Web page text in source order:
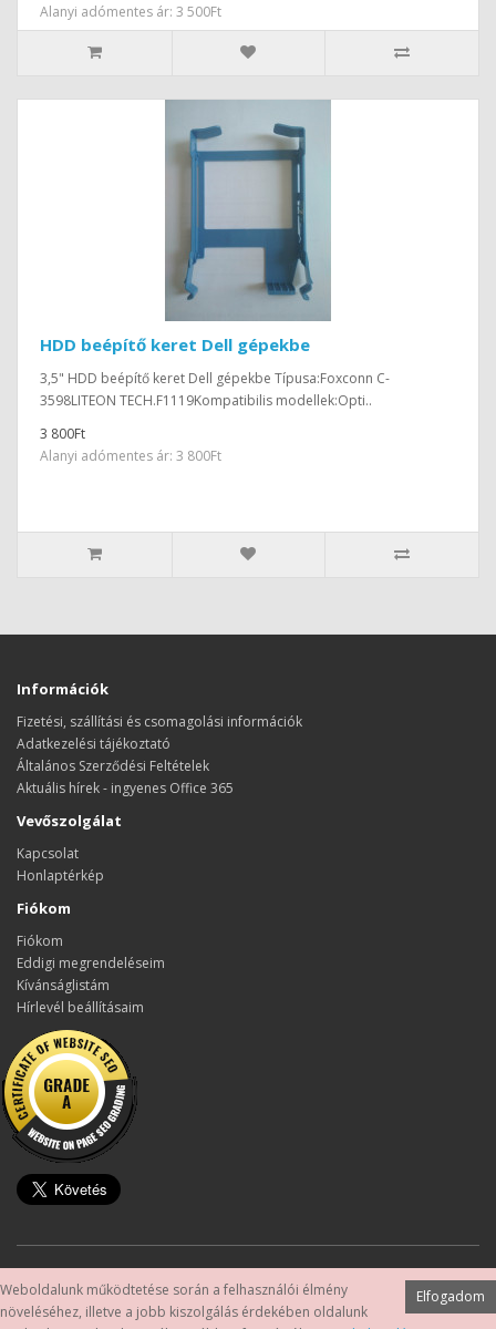
Alanyi adómentes ár: 3 500Ft
HDD beépítő keret Dell gépekbe
3,5" HDD beépítő keret Dell gépekbe Típusa:Foxconn C-
3598LITEON TECH.F1119Kompatibilis modellek:Opti..
3 800Ft
Alanyi adómentes ár: 3 800Ft
Információk
Fizetési, szállítási és csomagolási információk
Adatkezelési tájékoztató
Általános Szerződési Feltételek
Aktuális hírek - ingyenes Office 365
Vevőszolgálat
Kapcsolat
Honlaptérkép
Fiókom
Fiókom
Eddigi megrendeléseim
Kívánságlistám
Hírlevél beállításaim
szamitogephiba.hu - Rendszergazda szolgáltatás Budapest © 2026Elfogadom
Weboldalunk működtetése során a felhasználói élmény
növeléséhez, illetve a jobb kiszolgálás érdekében oldalunk